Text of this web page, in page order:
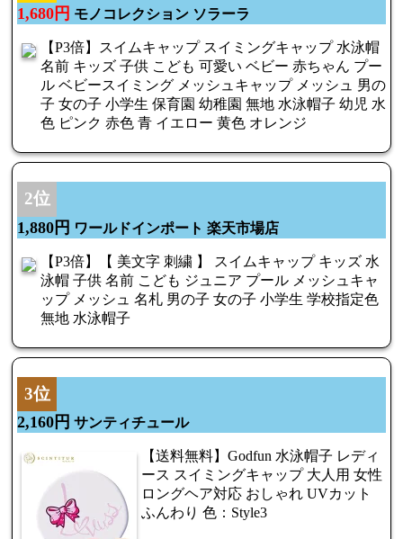
1,680円 モノコレクション ソラーラ
【P3倍】スイムキャップ スイミングキャップ 水泳帽
名前 キッズ 子供 こども 可愛い ベビー 赤ちゃん プー
ル ベビースイミング メッシュキャップ メッシュ 男の
子 女の子 小学生 保育園 幼稚園 無地 水泳帽子 幼児 水
色 ピンク 赤色 青 イエロー 黄色 オレンジ
2位
1,880円 ワールドインポート 楽天市場店
【P3倍】【 美文字 刺繍 】 スイムキャップ キッズ 水
泳帽 子供 名前 こども ジュニア プール メッシュキャ
ップ メッシュ 名札 男の子 女の子 小学生 学校指定色
無地 水泳帽子
3位
2,160円 サンティチュール
【送料無料】Godfun 水泳帽子 レディ
ース スイミングキャップ 大人用 女性
ロングヘア対応 おしゃれ UVカット
ふんわり 色：Style3